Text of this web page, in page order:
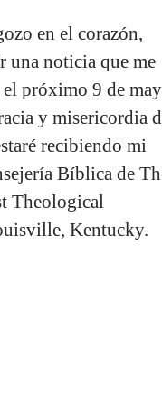
en el corazón,
una noticia que me
próximo 9 de
y misericordia
recibiendo mi
Bíblica de
Theological
Kentucky.